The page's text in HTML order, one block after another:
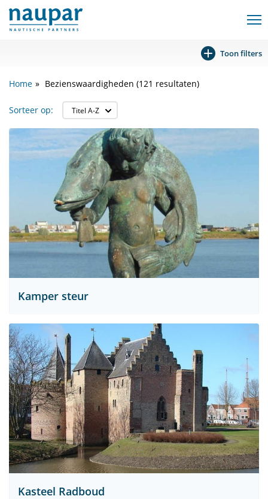
Toon filters
Home Bezienswaardigheden (121 resultaten)
Sorteer op:
Kamper steur
Kasteel Radboud